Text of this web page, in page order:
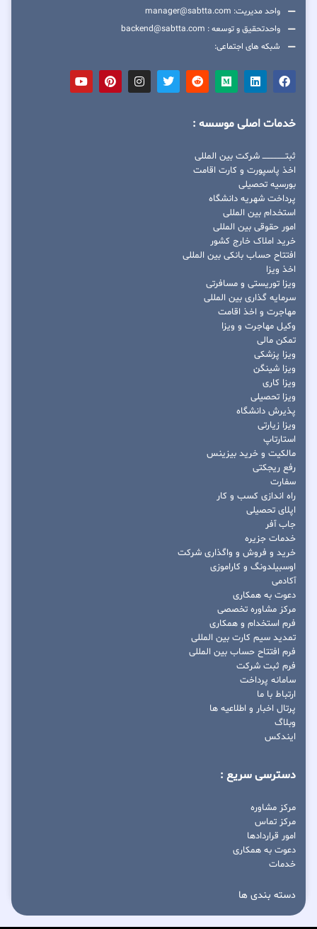
واحد مدیریت: manager@sabtta.com
واحدتحقیق و توسعه : backend@sabtta.com
شبکه های اجتماعی:
خدمات اصلی موسسه :
ثبتــــــــــــــــ شرکت بین المللی
اخذ پاسپورت و کارت اقامت
بورسیه تحصیلی
پرداخت شهریه دانشگاه
استخدام بین المللی
امور حقوقی بین المللی
خرید املاک خارج کشور
افتتاح حساب بانکی بین المللی
اخذ ویزا
ویزا توریستی و مسافرتی
سرمایه گذاری بین المللی
مهاجرت و اخذ اقامت
وکیل مهاجرت و ویزا
تمکن مالی
ویزا پزشکی
ویزا شینگن
ویزا کاری
ویزا تحصیلی
پذیرش دانشگاه
ویزا زیارتی
استارتاپ
مالکیت و خرید بیزینس
رفع ریجکتی
سفارت
راه اندازی کسب و کار
اپلای تحصیلی
جاب آفر
خدمات جزیره
خرید و فروش و واگذاری شرکت
اوسبیلدونگ و کاراموزی
آکادمی
دعوت به همکاری
مرکز مشاوره تخصصی
فرم استخدام و همکاری
تمدید سیم کارت بین المللی
فرم افتتاح حساب بین المللی
فرم ثبت شرکت
سامانه پرداخت
ارتباط با ما
پرتال اخبار و اطلاعیه ها
وبلاگ
ایندکس
دسترسی سریع :
مرکز مشاوره
مرکز تماس
امور قراردادها
دعوت به همکاری
خدمات
دسته بندی ها